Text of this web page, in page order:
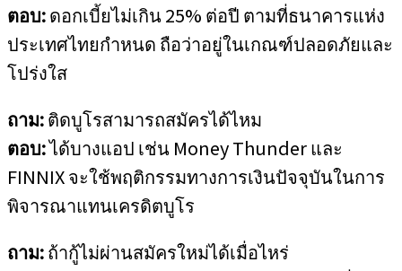
ตอบ:ดอกเบี้ยไม่เกิน 25% ต่อปี ตามที่ธนาคารแห่ง
ประเทศไทยกำหนด ถือว่าอยู่ในเกณฑ์ปลอดภัยและ
โปร่งใส
ถาม:ติดบูโรสามารถสมัครได้ไหม
ตอบ:ได้บางแอป เช่น Money Thunder และ
FINNIX จะใช้พฤติกรรมทางการเงินปัจจุบันในการ
พิจารณาแทนเครดิตบูโร
ถาม:ถ้ากู้ไม่ผ่านสมัครใหม่ได้เมื่อไหร่